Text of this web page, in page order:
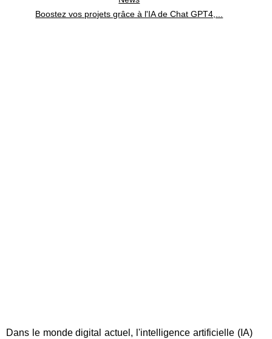
Boostez vos projets grâce à l'IA de Chat GPT4,...
Dans le monde digital actuel, l'intelligence artificielle (IA)